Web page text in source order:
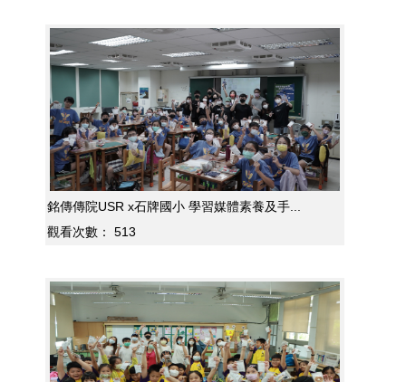
銘傳傳院USR x石牌國小 學習媒體素養及手...
觀看次數：
513